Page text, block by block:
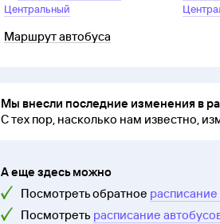
Центральный
Маршрут автобуса
Мы внесли последние изменения в
С тех пор, насколько нам известно,
А еще здесь можно
Посмотреть обратное
Посмотреть расписание